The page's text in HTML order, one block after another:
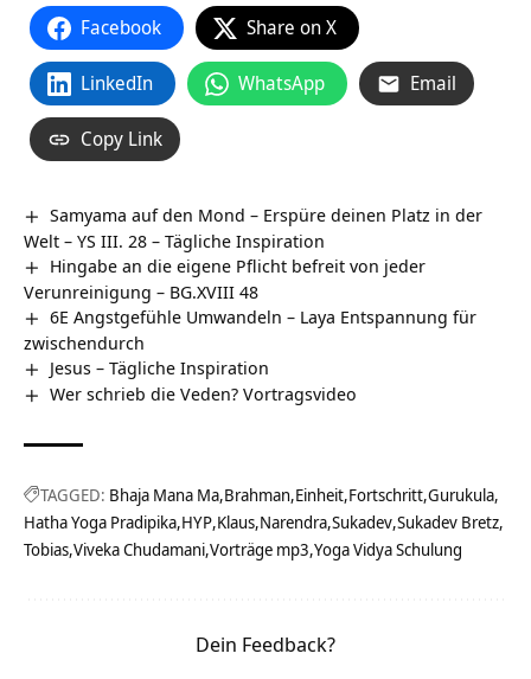
Facebook Share on X
LinkedIn WhatsApp Email
Copy Link
Samyama auf den Mond – Erspüre deinen Platz in der
Welt – YS III. 28 – Tägliche Inspiration
Hingabe an die eigene Pflicht befreit von jeder
Verunreinigung – BG.XVIII 48
6E Angstgefühle Umwandeln – Laya Entspannung für
zwischendurch
Jesus – Tägliche Inspiration
Wer schrieb die Veden? Vortragsvideo
TAGGED: Bhaja Mana Ma Brahman Einheit Fortschritt Gurukula
Hatha Yoga Pradipika HYP Klaus Narendra Sukadev Sukadev Bretz
Tobias Viveka Chudamani Vorträge mp3 Yoga Vidya Schulung
Dein Feedback?